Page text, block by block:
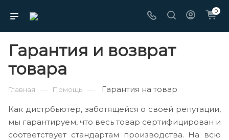
0
Гарантия и возврат
товара
Главная — Помощь — Гарантия на товар
Как дистрбьютер, заботящейся о своей репутации,
мы гарантируем, что весь товар сертифицирован и
соответствует стандартам производства. На всю